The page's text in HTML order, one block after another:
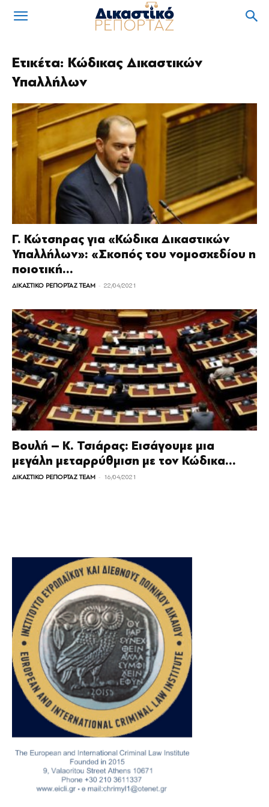
Ετικέτα: Κώδικας Δικαστικών
Υπαλλήλων
Γ. Κώτσηρας για «Κώδικα Δικαστικών
Υπαλλήλων»: «Σκοπός του νομοσχεδίου η
ποιοτική...
ΔΙΚΑΣΤΙΚΟ ΡΕΠΟΡΤΑΖ TEAM - 22/04/2021
Βουλή – Κ. Τσιάρας: Εισάγουμε μια
μεγάλη μεταρρύθμιση με τον Κώδικα...
ΔΙΚΑΣΤΙΚΟ ΡΕΠΟΡΤΑΖ TEAM - 16/04/2021